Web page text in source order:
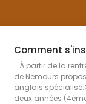
Comment
À partir de la
de Nemours
anglais
deux années